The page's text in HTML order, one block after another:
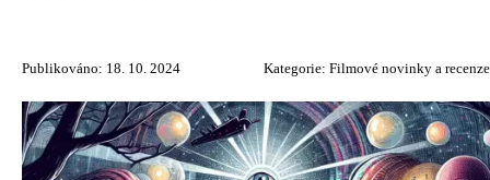
Publikováno: 18. 10. 2024 Kategorie: Filmové novinky a recenze